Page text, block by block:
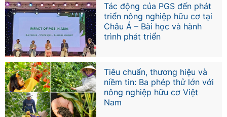
Tác động của PGS đến phát
triển nông nghiệp hữu cơ tại
Châu Á – Bài học và hành
trình phát triển
Tiêu chuẩn, thương hiệu và
niềm tin: Ba phép thử lớn với
nông nghiệp hữu cơ Việt
Nam